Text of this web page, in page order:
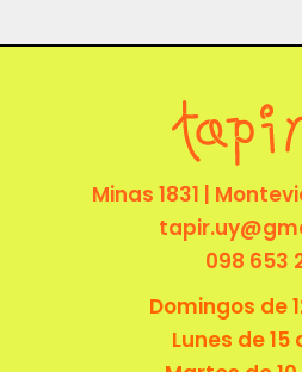
vamos
Minas 1831 |
098 653
Domingos de
Lunes de 15